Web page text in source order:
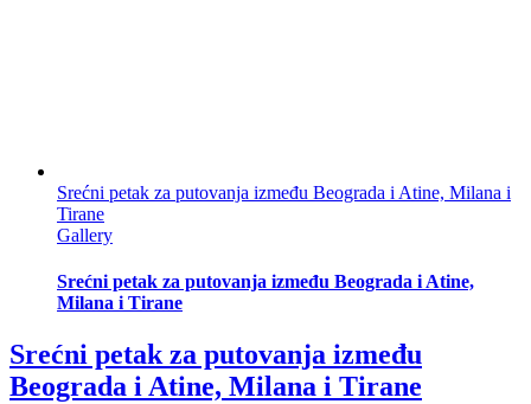
Srećni petak za putovanja između Beograda i Atine, Milana i
Tirane
Gallery
Srećni petak za putovanja između Beograda i Atine,
Milana i Tirane
Srećni petak za putovanja između
Beograda i Atine, Milana i Tirane